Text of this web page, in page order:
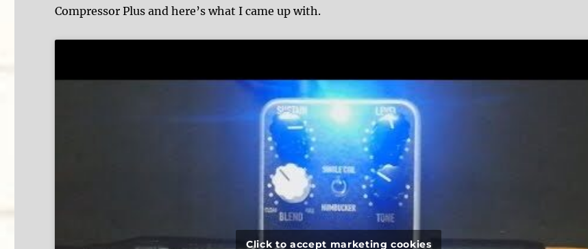
Compressor Plus and here’s what I came up with.
Click to accept marketing cookies